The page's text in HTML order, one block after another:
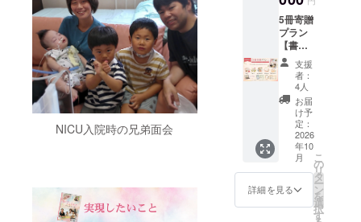
NICU入院時の兄弟面会
業名も
可能で
す）
どを、
安心し
て言葉
にでき
る“つな
がりの
場”とし
て大切
に育て
ていき
たいと
思って
いま
す。 無
理に発
を1冊、
必要と
してい
る場所
へお届
けしま
す。 小
さく生
まれた
命とそ
の家
族、そ
して医
療や支
援に関
5冊寄贈
プラン
【書籍5
冊寄贈
＋オン
ライン
交流会
＋オー
プン
チャッ
ト】 あ
なたの
ご支援
で、書
籍『ち
いさな
支援
者：
4人
お届
け予
定：
2026
年10
月
詳細を見る
こ
の
リ
タ
ー
ン
を
選
択
す